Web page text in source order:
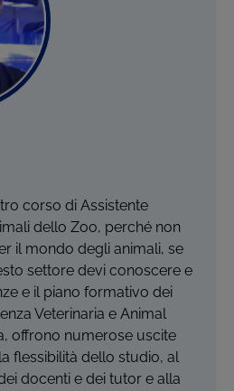
corso di Assistente
dello Zoo, perché non
il mondo degli animali, se
settore devi conoscere e
e il piano formativo dei
Veterinaria e Animal
offrono numerose uscite
flessibilità dello studio, al
docenti e dei tutor e alla